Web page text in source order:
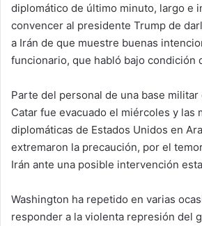
diplomático de último minuto, largo e
convencer al presidente Trump de
a Irán de que muestre buenas
funcionario, que habló bajo condición
Parte del personal de una base
Catar fue evacuado el miércoles y las
diplomáticas de Estados Unidos en
extremaron la precaución, por el
Irán ante una posible intervención
Washington ha repetido en varias
responder a la violenta represión del